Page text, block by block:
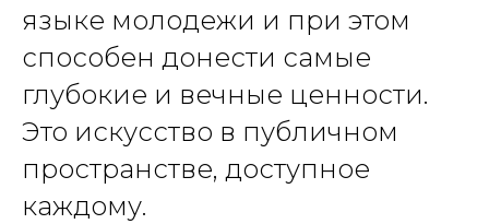
языке молодежи и при этом
способен донести самые
глубокие и вечные ценности.
Это искусство в публичном
пространстве, доступное
каждому.